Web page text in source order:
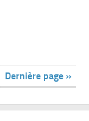
Dernière page »